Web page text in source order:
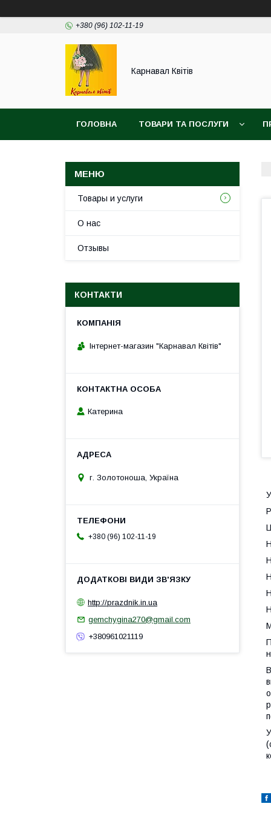
+380 (96) 102-11-19
Карнавал Квітів
ГОЛОВНА ТОВАРИ ТА ПОСЛУГИ
Товары и услуги
О нас
Отзывы
КОНТАКТИ
Інтернет-магазин "Карнавал Квітів"
Катерина
г. Золотоноша, Україна
+380 (96) 102-11-19
http://prazdnik.in.ua
gemchygina270@gmail.com
+380961021119